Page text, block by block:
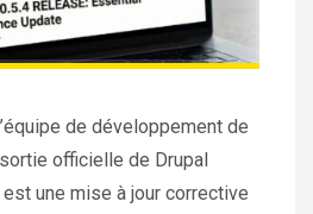
de développement de
officielle de Drupal
une mise à jour corrective